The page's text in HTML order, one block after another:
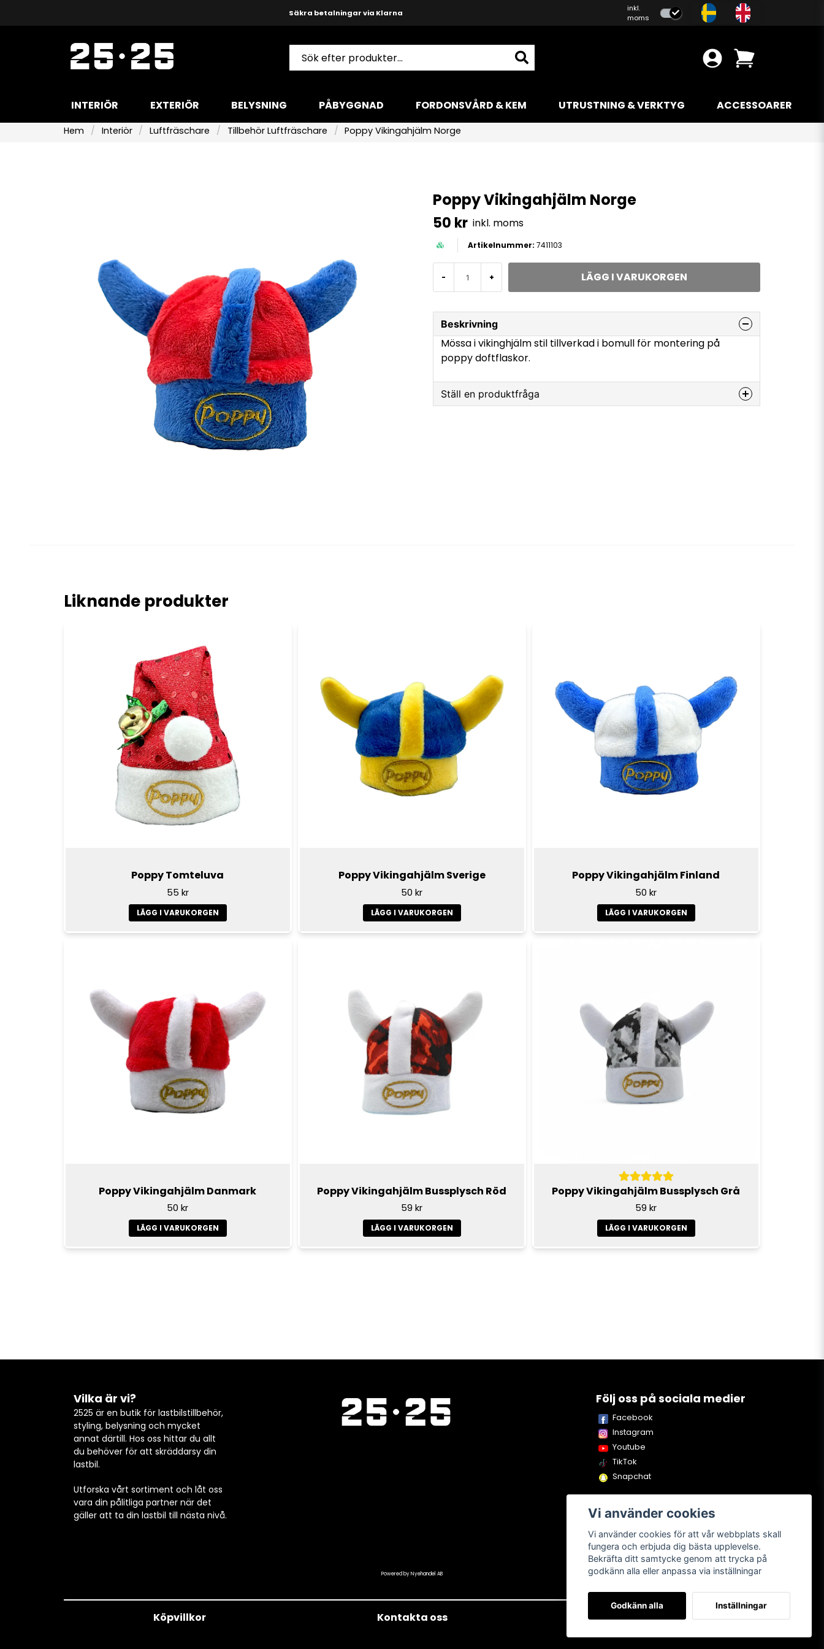
Snabba leveranser med DHL
Produktkunnig och hjälpsam support
inkl.
moms
INTERIÖR EXTERIÖR BELYSNING PÅBYGGNAD FORDONSVÅRD & KEM UTRUSTNING & VERKTYG ACCESSOARER
Hem Interiör Luftfräschare Tillbehör Luftfräschare Poppy Vikingahjälm Norge
Poppy Vikingahjälm Norge
50 kr inkl. moms
7411103
- + LÄGG I VARUKORGEN
Beskrivning
Mössa i vikinghjälm stil tillverkad i bomull för montering på
poppy doftflaskor.
Ställ en produktfråga
Liknande produkter
Poppy Tomteluva
55 kr
LÄGG I VARUKORGEN
Poppy Vikingahjälm Sverige
50 kr
LÄGG I VARUKORGEN
Poppy Vikingahjälm Finland
50 kr
LÄGG I VARUKORGEN
Poppy Vikingahjälm Danmark
50 kr
LÄGG I VARUKORGEN
Poppy Vikingahjälm Bussplysch Röd
59 kr
LÄGG I VARUKORGEN
Poppy Vikingahjälm Bussplysch Grå
59 kr
LÄGG I VARUKORGEN
Vilka är vi?
2525 är en butik för lastbilstillbehör,
styling, belysning och mycket
annat därtill. Hos oss hittar du allt
du behöver för att skräddarsy din
lastbil.
Utforska vårt sortiment och låt oss
vara din pålitliga partner när det
gäller att ta din lastbil till nästa nivå.
Följ oss på sociala medier
Facebook
Instagram
Youtube
TikTok
Snapchat
Powered by Nyehandel AB
Köpvillkor Kontakta oss Om oss
Vi använder cookies
Vi använder cookies för att vår webbplats skall
fungera och erbjuda dig bästa upplevelse.
Bekräfta ditt samtycke genom att trycka på
godkänn alla eller anpassa via inställningar
Godkänn alla Inställningar